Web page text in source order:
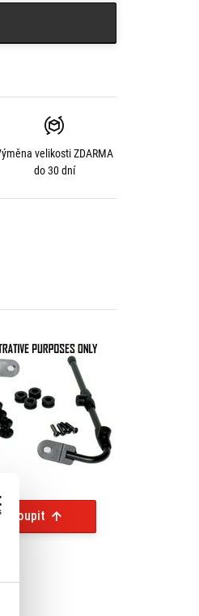
velikostiZDARMA
do 30 dní
Koupit